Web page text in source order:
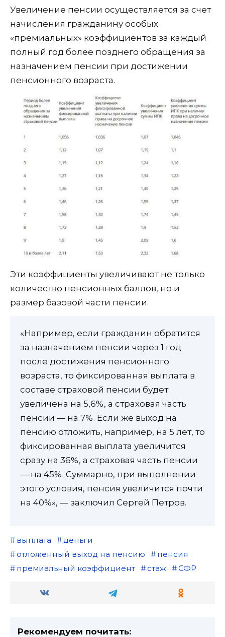
Увеличение пенсии осуществляется за счет
начисления гражданину особых
«премиальных» коэффициентов за каждый
полный год более позднего обращения за
назначением пенсии при достижении
пенсионного возраста.
Эти коэффициенты увеличивают не только
количество пенсионных баллов, но и
размер базовой части пенсии.
«Например, если гражданин обратится
за назначением пенсии через 1 год
после достижения пенсионного
возраста, то фиксированная выплата в
составе страховой пенсии будет
увеличена на 5,6%, а страховая часть
пенсии — на 7%. Если же выход на
пенсию отложить, например, на 5 лет, то
фиксированная выплата увеличится
сразу на 36%, а страховая часть пенсии
— на 45%. Суммарно, при выполнении
этого условия, пенсия увеличится почти
на 40%», — заключил Сергей Петров.
выплата
деньги
отложенный выход на пенсию
пенсия
премиальный коэффициент
стаж СФР
Рекомендуем почитать: